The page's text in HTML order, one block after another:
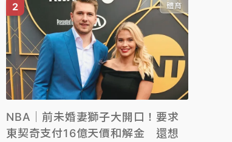
體育
NBA｜前未婚妻獅子大開口！要求
東契奇支付16億天價和解金 還想